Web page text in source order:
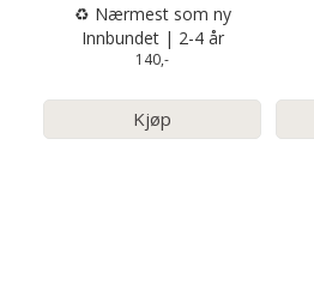
♻️ Nærmest som ny
Innbundet | 2-4 år
140,-
Kjøp